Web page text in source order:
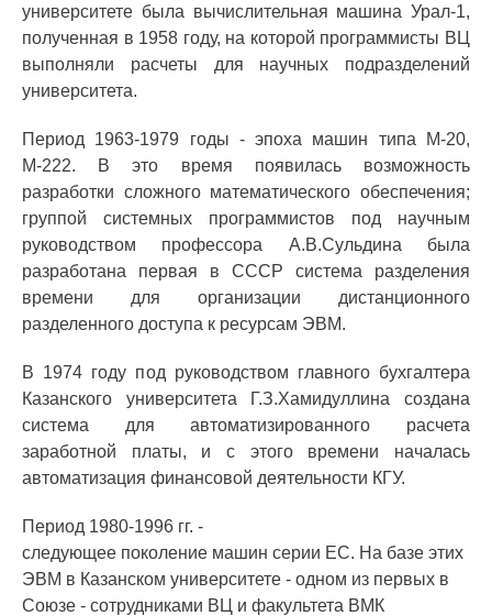
университете была вычислительная машина Урал-1,
полученная в 1958 году, на которой программисты ВЦ
выполняли расчеты для научных подразделений
университета.
Период 1963-1979 годы - эпоха машин типа М-20,
М-222. В это время появилась возможность
разработки сложного математического обеспечения;
группой системных программистов под научным
руководством профессора А.В.Сульдина была
разработана первая в СССР система разделения
времени для организации дистанционного
разделенного доступа к ресурсам ЭВМ.
В 1974 году под руководством главного бухгалтера
Казанского университета Г.З.Хамидуллина создана
система для автоматизированного расчета
заработной платы, и с этого времени началась
автоматизация финансовой деятельности КГУ.
Период 1980-1996 гг. -
следующее поколение машин серии ЕС. На базе этих
ЭВМ в Казанском университете - одном из первых в
Союзе - сотрудниками ВЦ и факультета ВМК